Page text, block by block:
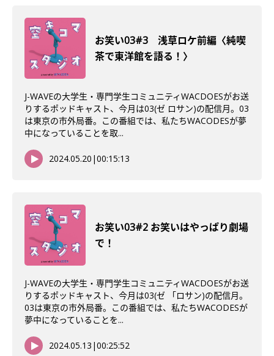
お笑い03#3 浅草ロケ前編〈純喫
茶で東洋館を語る！〉
J-WAVEの大学生・専門学生コミュニティWACDOESがお送
りするポッドキャスト、今月は03(ゼ ロサン)の配信月。03
は東京の市外局番。この番組では、私たちWACODESが夢
中になっていることを取...
2024.05.20 |00:15:13
お笑い03#2 お笑いはやっぱり劇場
で！
J-WAVEの大学生・専門学生コミュニティWACDOESがお送
りするポッドキャスト、今月は03(ゼ 「ロサン)の配信月。
03は東京の市外局番。この番組では、私たちWACODESが
夢中になっていることを...
2024.05.13 |00:25:52